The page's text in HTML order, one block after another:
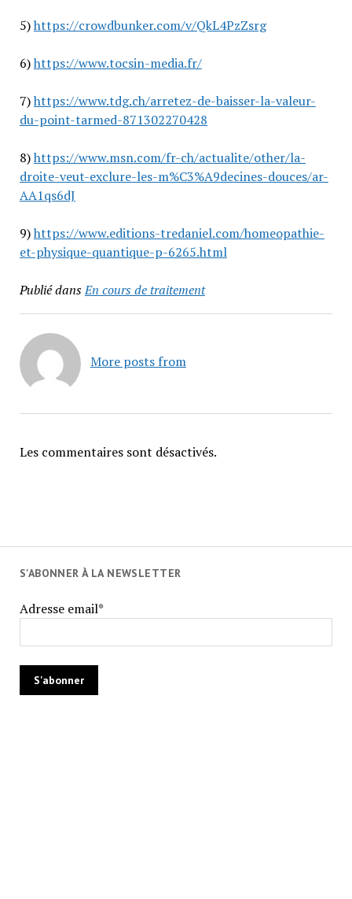
5)https://crowdbunker.com/v/QkL4PzZsrg
6)https://www.tocsin-media.fr/
7)https://www.tdg.ch/arretez-de-baisser-la-valeur-
du-point-tarmed-871302270428
8)https://www.msn.com/fr-ch/actualite/other/la-
droite-veut-exclure-les-m%C3%A9decines-douces/ar-
AA1qs6dJ
9)https://www.editions-tredaniel.com/homeopathie-
et-physique-quantique-p-6265.html
Publié dansEn cours de traitement
More posts from
Les commentaires sont désactivés.
S'ABONNER À LA NEWSLETTER
Adresse email*